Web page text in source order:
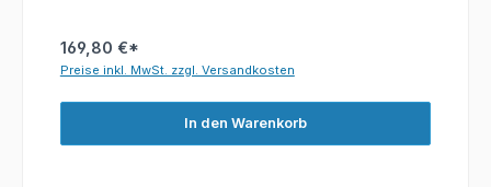
169,80 €*
Preise inkl. MwSt. zzgl. Versandkosten
In den Warenkorb